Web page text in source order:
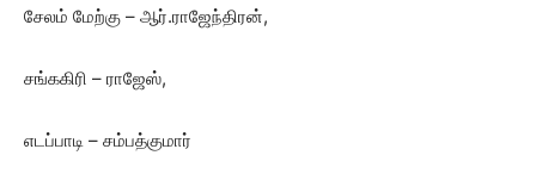
சேலம் மேற்கு – ஆர்.ராஜேந்திரன்,
சங்ககிரி – ராஜேஸ்,
எடப்பாடி – சம்பத்குமார்